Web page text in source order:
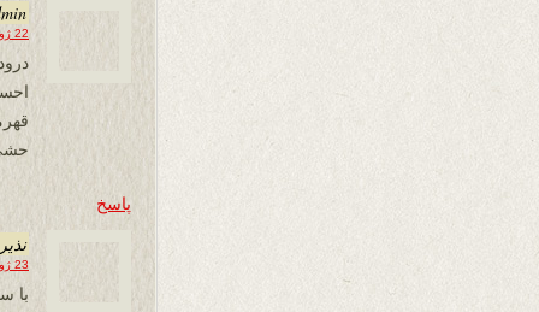
22 ژوئن 2019 در 23:08
پاسخ
23 ژوئن 2019 در 02:55
با